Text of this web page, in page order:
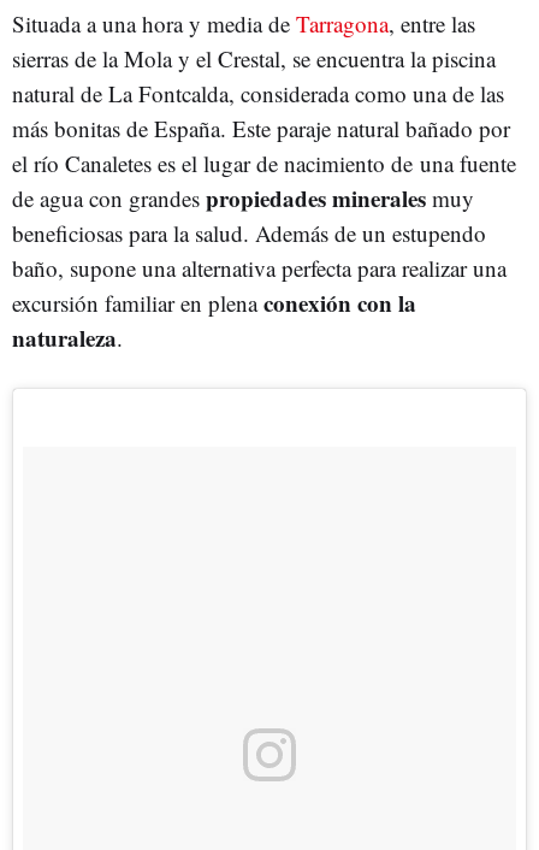
Situada a una hora y media de Tarragona, entre las
sierras de la Mola y el Crestal, se encuentra la piscina
natural de La Fontcalda, considerada como una de las
más bonitas de España. Este paraje natural bañado por
el río Canaletes es el lugar de nacimiento de una fuente
de agua con grandes propiedades minerales muy
beneficiosas para la salud. Además de un estupendo
baño, supone una alternativa perfecta para realizar una
excursión familiar en plenaconexión con la
naturaleza.